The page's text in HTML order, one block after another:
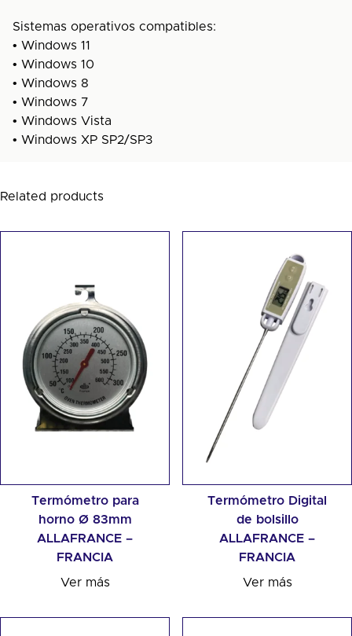
Sistemas operativos compatibles:
• Windows 11
• Windows 10
• Windows 8
• Windows 7
• Windows Vista
• Windows XP SP2/SP3
Related products
Termómetro para
horno Ø 83mm
ALLAFRANCE –
FRANCIA
Ver más
Termómetro Digital
de bolsillo
ALLAFRANCE –
FRANCIA
Ver más